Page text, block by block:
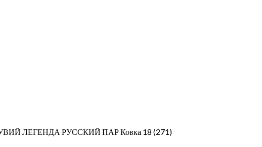
ЛЕГЕНДА РУССКИЙ ПАР Ковка 18 (271)